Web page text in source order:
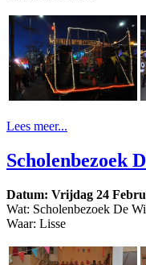
Lees meer...
Scholenbezoek
Datum: Vrijdag 24
Wat: Scholenbezoek De
Waar: Lisse